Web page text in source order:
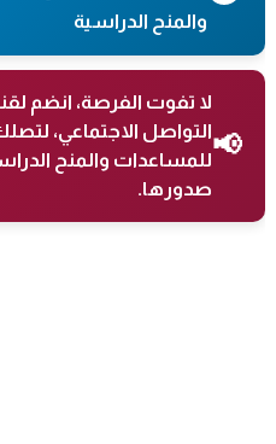
والمنح الدراسية
📢
لا تفوت الفرصة، انضم
التواصل الاجتماعي،
للمساعدات والمنح
صدورها.